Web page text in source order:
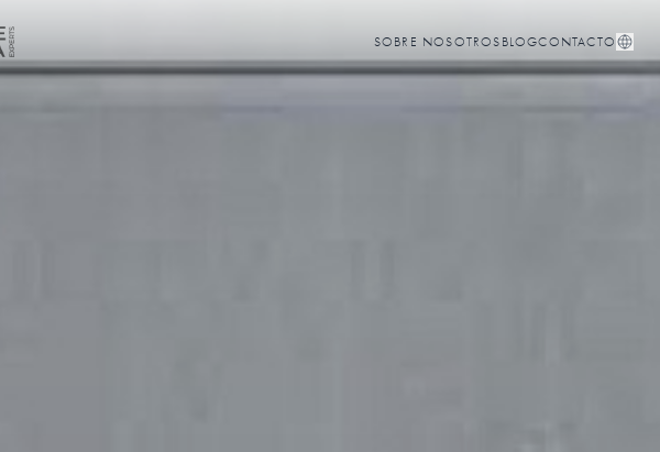
SOBRE NOSOTROS BLOGCONTACTO